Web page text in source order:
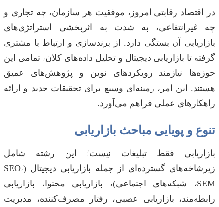
در اقتصاد رقابتی امروز، موفقیت هر سازمان، چه تجاری و
چه غیرانتفاعی، به شدت به اثربخشی استراتژی‌های
بازاریابی آن بستگی دارد. از برندسازی و ارتباط با مشتری
گرفته تا بازاریابی دیجیتال و تحلیل داده‌های کلان، تمامی این
حوزه‌ها نیازمند رویکردهای نوین و پژوهش‌های عمیق
هستند. این امر، زمینه‌ای وسیع برای تحقیقات جدید و ارائه
راهکارهای عملی فراهم می‌آورد.
تنوع و پویایی مباحث بازاریابی
بازاریابی فقط تبلیغات نیست؛ این رشته شامل
زیرشاخه‌های گسترده‌ای از جمله بازاریابی دیجیتال (SEO،
SEM، شبکه‌های اجتماعی)، بازاریابی محتوا، بازاریابی
رابطه‌مند، بازاریابی عصبی، رفتار مصرف‌کننده، مدیریت